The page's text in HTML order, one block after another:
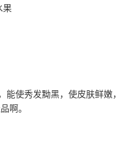
果
能使秀发黝黑，使皮肤鲜嫩
啊。